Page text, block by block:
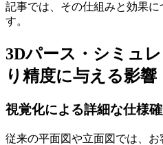
記事では、その仕組みと効果に
す。
3Dパース・シミュ
り精度に与える影響
視覚化による詳細な仕様
従来の平面図や立面図では、